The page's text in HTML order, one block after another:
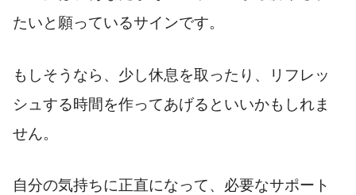
たいと願っているサインです。
もしそうなら、少し休息を取ったり、リフレッ
シュする時間を作ってあげるといいかもしれま
せん。
自分の気持ちに正直になって、必要なサポート